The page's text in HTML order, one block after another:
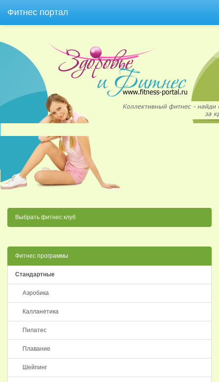
Фитнес портал
Выбрать фитнес клуб
Фитнес программы
Стандартные
Аэробика
Калланетика
Пилатес
Плавание
Шейпинг